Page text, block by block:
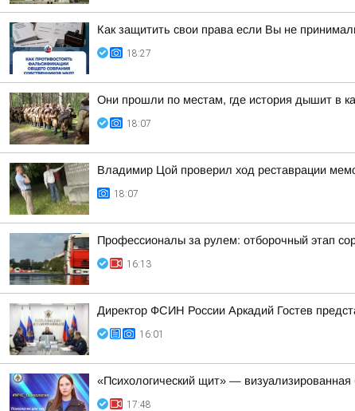
Как защитить свои права если Вы не
18:27
Они прошли по местам, где история дышит в
18:07
Владимир Цой проверил ход реставрации
18:07
Профессионалы за рулем: отборочный этап
16:13
Директор ФСИН России Аркадий Гостев
16:01
«Психологический щит» —
17:48